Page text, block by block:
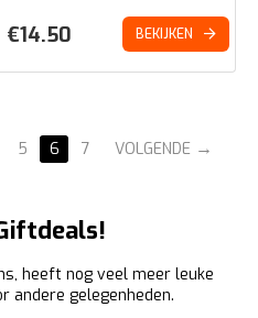
€14.50 BEKIJKEN
5 6 7 VOLGENDE
heeft nog veel meer leuke
andere gelegenheden.